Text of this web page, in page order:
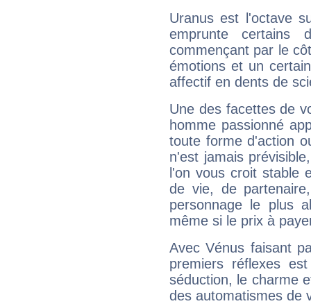
Uranus est l'octave
emprunte
commençant par le
émotions et un
affectif en dents de
Une des facettes de
homme passionné
toute forme d'action
n'est jamais
l'on vous croit stable
de vie, de
personnage le plus
même si le prix à
Avec Vénus faisant
premiers réflexes
séduction, le charme
des automatismes de